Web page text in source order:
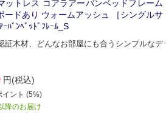
ットレス コアラアーバンベッドフレーム
ードあり ウォームアッシュ ［シングルサ
ﾊﾞﾝﾍﾞｯﾄﾞﾌﾚｰﾑ_S
証木材、どんなお部屋にも合うシンプルなデ
円(税込)
イント (5%)
降のお届け